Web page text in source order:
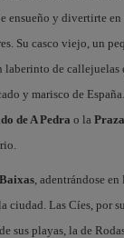
ensueño y divertirte
Su casco viejo, un
de callejuelas
y marisco de
de A Pedra o la
, adentrándose en
ciudad. Las Cíes, por
sus playas, la de